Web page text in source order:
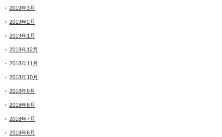
2019年3月
2019年2月
2019年1月
2018年12月
2018年11月
2018年10月
2018年9月
2018年8月
2018年7月
2018年6月